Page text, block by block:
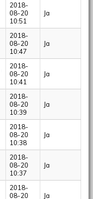
2018-
08-20
10:51
Ja
2018-
08-20
10:47
Ja
2018-
08-20
10:41
Ja
2018-
08-20
10:39
Ja
2018-
08-20
10:38
Ja
2018-
08-20
10:37
Ja
2018-
08-20
Ja